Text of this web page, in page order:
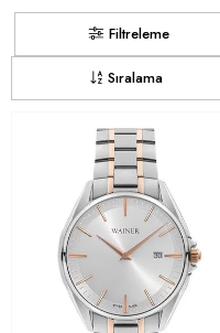
Filtreleme
Sıralama